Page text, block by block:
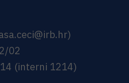
)
02
(interni 1214)